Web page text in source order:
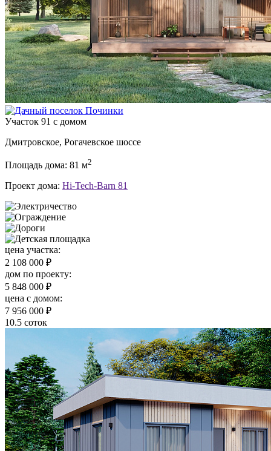
Участок 91 с домом
Дмитровское, Рогачевское шоссе
Площадь дома: 81 м2
Проект дома: Hi-Tech-Barn 81
цена участка:
2 108 000 ₽
дом по проекту:
5 848 000 ₽
цена c домом:
7 956 000 ₽
10.5 соток